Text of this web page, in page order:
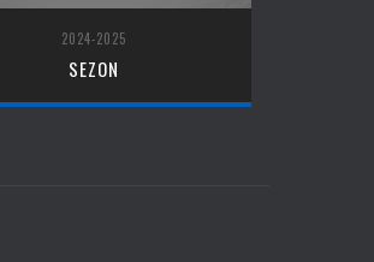
2024-2025
SEZON